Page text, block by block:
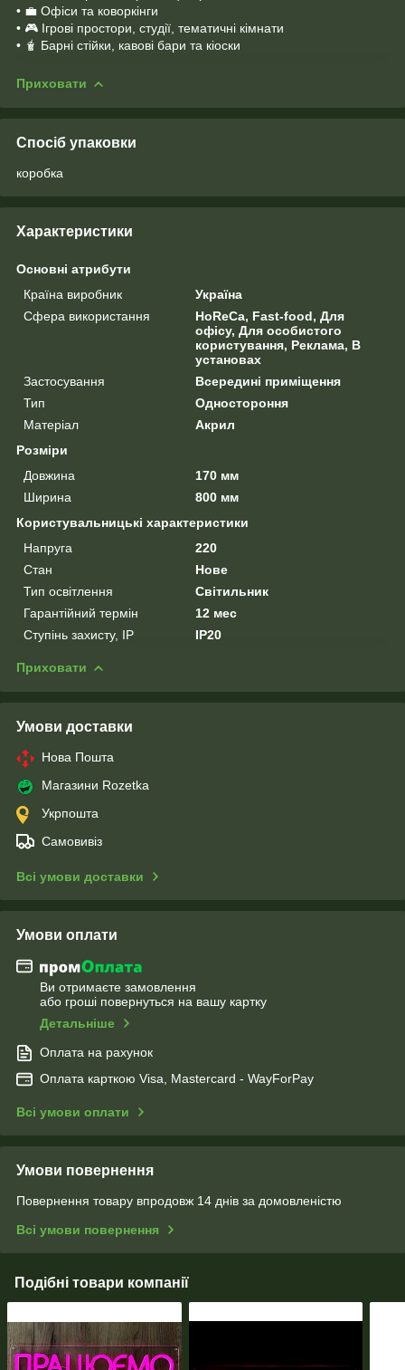
• 💼 Офіси та коворкінги
• 🎮 Ігрові простори, студії, тематичні кімнати
• 🧋 Барні стійки, кавові бари та кіоски
Приховати
Спосіб упаковки
коробка
Характеристики
Основні атрибути
Країна виробник
Україна
Сфера використання
HoReCa, Fast-food, Для
офісу, Для особистого
користування, Реклама, В
установах
Застосування
Всередині приміщення
Тип
Одностороння
Матеріал
Акрил
Розміри
Довжина
170 мм
Ширина
800 мм
Користувальницькі характеристики
Напруга
220
Стан
Нове
Тип освітлення
Світильник
Гарантійний термін
12 мес
Ступінь захисту, IP
IP20
Приховати
Умови доставки
Нова Пошта
Магазини Rozetka
Укрпошта
Самовивіз
Всі умови доставки
Умови оплати
Ви отримаєте замовлення
або гроші повернуться на вашу картку
Детальніше
Оплата на рахунок
Оплата карткою Visa, Mastercard - WayForPay
Всі умови оплати
Умови повернення
Повернення товару впродовж 14 днів за домовленістю
Всі умови повернення
Подібні товари компанії